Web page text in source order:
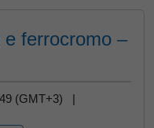
ferrocromo –
(GMT+3) |